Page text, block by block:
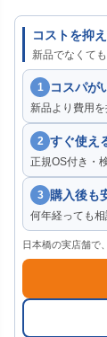
コストを抑
新品でなくて
1 コスパが
新品より費用
2 すぐ使え
正規OS付き・
3 購入後も
何年経っても
日本橋の実店舗で